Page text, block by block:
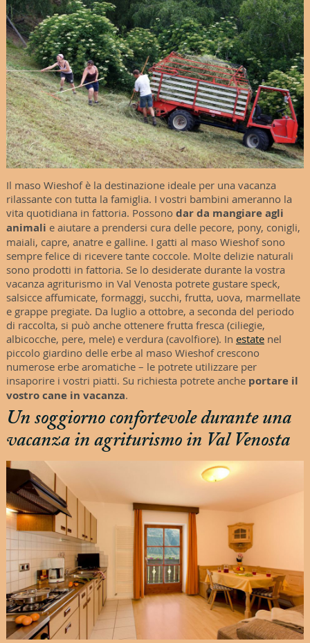
Il maso Wieshof è la destinazione ideale per una vacanza
rilassante con tutta la famiglia. I vostri bambini ameranno la
vita quotidiana in fattoria. Possono dar da mangiare agli
animali e aiutare a prendersi cura delle pecore, pony, conigli,
maiali, capre, anatre e galline. I gatti al maso Wieshof sono
sempre felice di ricevere tante coccole. Molte delizie naturali
sono prodotti in fattoria. Se lo desiderate durante la vostra
vacanza agriturismo in Val Venosta potrete gustare speck,
salsicce affumicate, formaggi, succhi, frutta, uova, marmellate
e grappe pregiate. Da luglio a ottobre, a seconda del periodo
di raccolta, si può anche ottenere frutta fresca (ciliegie,
albicocche, pere, mele) e verdura (cavolfiore). In estatenel
piccolo giardino delle erbe al maso Wieshof crescono
numerose erbe aromatiche – le potrete utilizzare per
insaporire i vostri piatti. Su richiesta potrete anche portare il
vostro cane in vacanza.
Un soggiorno confortevole durante una
vacanza in agriturismo in Val Venosta